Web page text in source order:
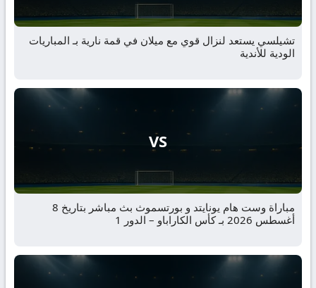
تشيلسي يستعد لنزال قوي مع ميلان في قمة نارية بـ المباريات
الودية للأندية
VS
مباراة وست هام يونايتد و بورتسموث بث مباشر بتاريخ 8
أغسطس 2026 بـ كأس الكاراباو – الدور 1